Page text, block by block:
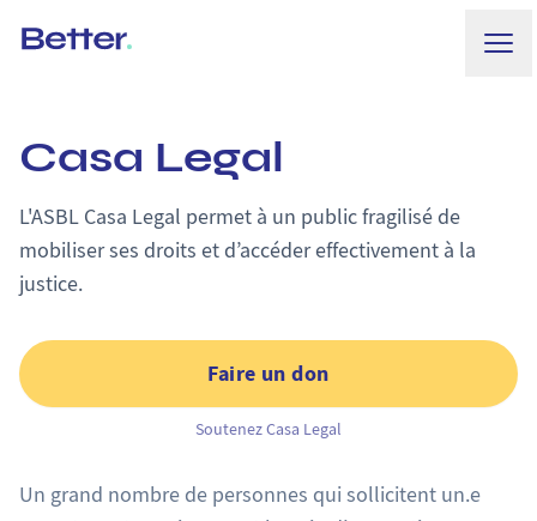
Casa Legal
L'ASBL Casa Legal permet à un public fragilisé de
mobiliser ses droits et d’accéder effectivement à la
justice.
Faire un don
Soutenez Casa Legal
Un grand nombre de personnes qui sollicitent un.e